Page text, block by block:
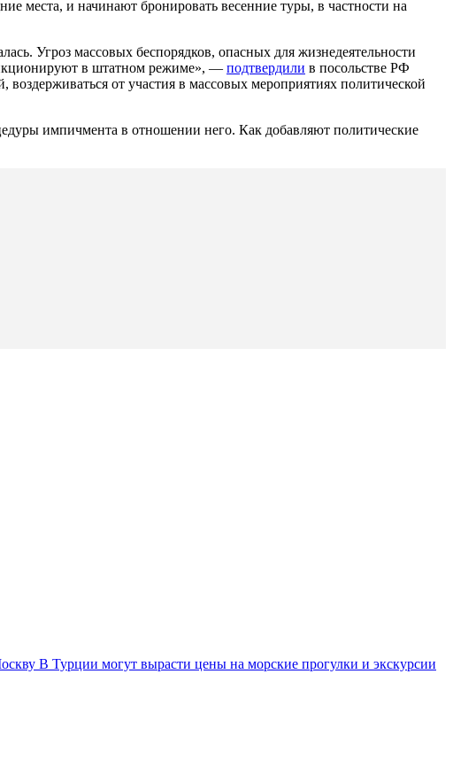
места, и начинают бронировать весенние туры, в частности на
Угроз массовых беспорядков, опасных для жизнедеятельности
в штатном режиме», — подтвердили в посольстве РФ
от участия в массовых мероприятиях политической
импичмента в отношении него. Как добавляют политические
В Турции могут вырасти цены на морские прогулки и экскурсии